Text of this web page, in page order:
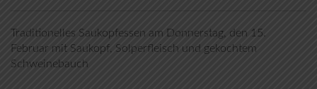
Traditionelles Saukopfessen am Donnerstag, den 15.
Februar mit Saukopf, Solperfleisch und gekochtem
Schweinebauch